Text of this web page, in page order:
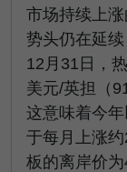
市场持续上
势头仍在延续
12月31日，
美元/英担（
这意味着今
于每月上涨
板的离岸价